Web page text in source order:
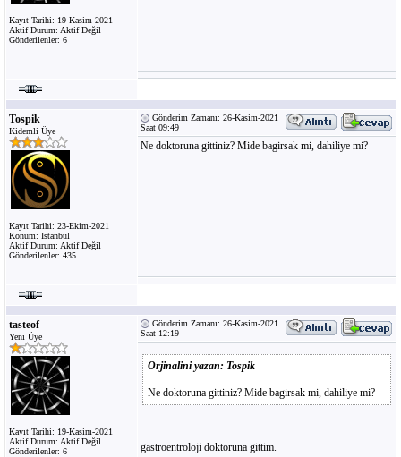
Kayıt Tarihi: 19-Kasim-2021
Aktif Durum: Aktif Değil
Gönderilenler: 6
Tospik
Kidemli Üye
Kayıt Tarihi: 23-Ekim-2021
Konum: Istanbul
Aktif Durum: Aktif Değil
Gönderilenler: 435
Gönderim Zamanı: 26-Kasim-2021
Saat 09:49
Ne doktoruna gittiniz? Mide bagirsak mi, dahiliye mi?
tasteof
Yeni Üye
Kayıt Tarihi: 19-Kasim-2021
Aktif Durum: Aktif Değil
Gönderilenler: 6
Gönderim Zamanı: 26-Kasim-2021
Saat 12:19
Orjinalini yazan: Tospik
Ne doktoruna gittiniz? Mide bagirsak mi, dahiliye mi?
gastroentroloji doktoruna gittim.